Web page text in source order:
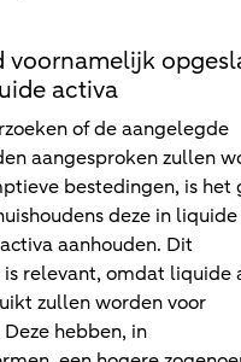
voornamelijk
activa
of de aangelegde
aangesproken zullen
bestedingen, is het
deze in
aanhouden. Dit
is relevant, omdat liquide
zullen worden voor
hebben, in